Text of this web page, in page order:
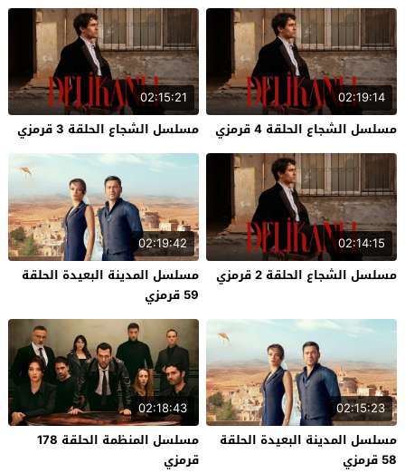
02:19:14
مسلسل الشجاع الحلقة 4 قرمزي
02:15:21
مسلسل الشجاع الحلقة 3 قرمزي
02:14:15
مسلسل الشجاع الحلقة 2 قرمزي
02:19:42
مسلسل المدينة البعيدة الحلقة
59 قرمزي
02:15:23
مسلسل المدينة البعيدة الحلقة
58 قرمزي
02:18:43
مسلسل المنظمة الحلقة 178
قرمزي